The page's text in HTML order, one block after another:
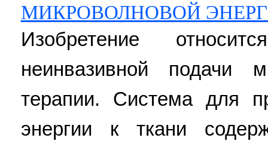
МИКРОВОЛНОВОЙ
Изобретение
неинвазивной подачи
терапии. Система для
энергии к ткани